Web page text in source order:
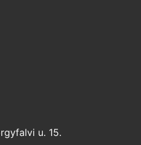
u. 15.